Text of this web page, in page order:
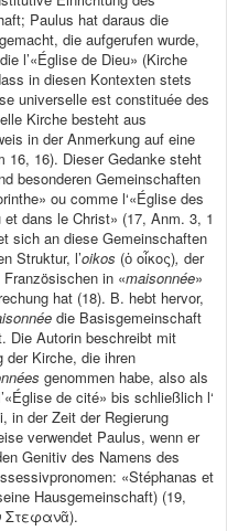
Paulus hat daraus die
die aufgerufen wurde,
l’«Église de Dieu» (Kirche
in diesen Kontexten stets
universelle est constituée des
Kirche besteht aus
in der Anmerkung auf eine
16, 16). Dieser Gedanke steht
besonderen Gemeinschaften
ou comme l‘«Église des
dans le Christ» (17, Anm. 3, 1
sich an diese Gemeinschaften
Struktur, l’oikos (ὁ οἶκος), der
in «maisonnée»
hat (18). B. hebt hervor,
die Basisgemeinschaft
Die Autorin beschreibt mit
der Kirche, die ihren
genommen habe, also als
de cité» bis schließlich l‘
in der Zeit der Regierung
verwendet Paulus, wenn er
Genitiv des Namens des
«Stéphanas et
Hausgemeinschaft) (19,
Στεφανᾶ).